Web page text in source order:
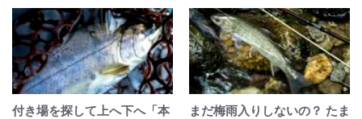
付き場を探して上へ下へ「本 まだ梅雨入りしないの？ たま